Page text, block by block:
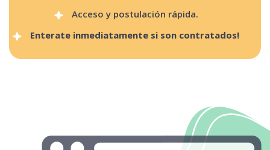
Acceso y postulación rápida.
Enterate inmediatamente si son contratados!